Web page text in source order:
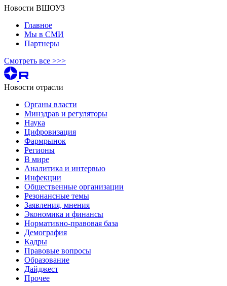
Новости ВШОУЗ
Главное
Мы в СМИ
Партнеры
Смотреть все >>>
Новости отрасли
Органы власти
Минздрав и регуляторы
Наука
Цифровизация
Фармрынок
Регионы
В мире
Аналитика и интервью
Инфекции
Общественные организации
Резонансные темы
Заявления, мнения
Экономика и финансы
Нормативно-правовая база
Демография
Кадры
Правовые вопросы
Образование
Дайджест
Прочее